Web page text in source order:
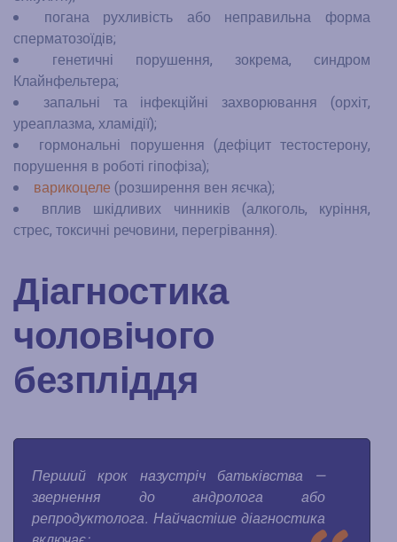
погана рухливість або неправильна форма
сперматозоїдів;
генетичні порушення, зокрема, синдром
Клайнфельтера;
запальні та інфекційні захворювання (орхіт,
уреаплазма, хламідії);
гормональні порушення (дефіцит тестостерону,
порушення в роботі гіпофіза);
варикоцеле (розширення вен яєчка);
вплив шкідливих чинників (алкоголь, куріння,
стрес, токсичні речовини, перегрівання).
Діагностика
чоловічого
безпліддя
Перший крок назустріч батьківства —
звернення до андролога або
репродуктолога. Найчастіше діагностика